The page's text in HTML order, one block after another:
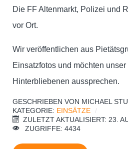
Die FF Altenmarkt, Polizei und
vor Ort.
Wir veröffentlichen aus
Einsatzfotos und möchten
Hinterbliebenen aussprechen.
GESCHRIEBEN VON MICHAEL
KATEGORIE: EINSÄTZE
ZULETZT AKTUALISIERT: 23.
ZUGRIFFE: 4434